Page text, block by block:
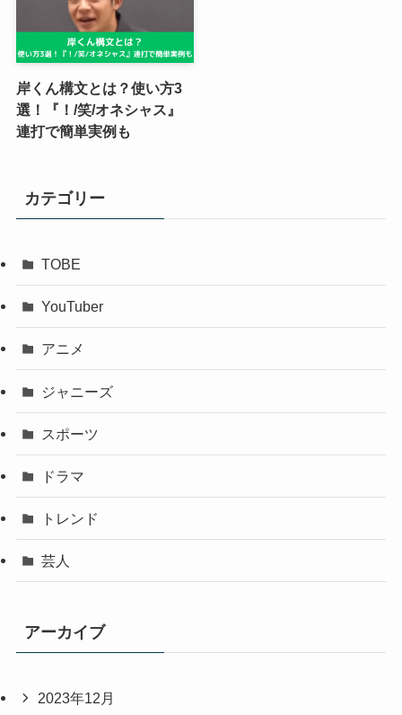
岸くん構文とは？使い方3
選！『！/笑/オネシャス』
連打で簡単実例も
カテゴリー
TOBE
YouTuber
アニメ
ジャニーズ
スポーツ
ドラマ
トレンド
芸人
アーカイブ
2023年12月